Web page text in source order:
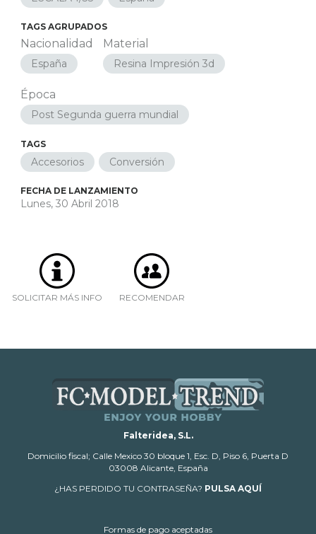
TAGS AGRUPADOS
Nacionalidad
España
Material
Resina Impresión 3d
Época
Post Segunda guerra mundial
TAGS
Accesorios Conversión
FECHA DE LANZAMIENTO
Lunes, 30 Abril 2018
SOLICITAR MÁS INFO RECOMENDAR
Falteridea, S.L.
Domicilio fiscal; Calle Mexico 30 bloque 1, Esc. D, Piso 6, Puerta D
03008 Alicante, España
¿HAS PERDIDO TU CONTRASEÑA? PULSA AQUÍ
Formas de pago aceptadas